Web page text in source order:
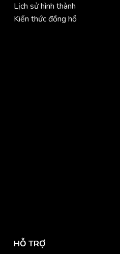
Lịch sử hình thành
Kiến thức đồng hồ
HỖ TRỢ